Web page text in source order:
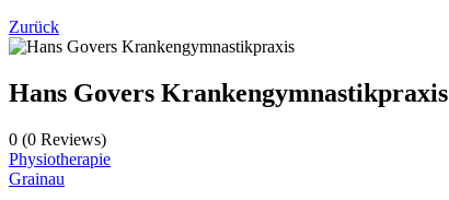
Zurück
Hans Govers Krankengymnastikpraxis
0 (0 Reviews)
Physiotherapie
Grainau